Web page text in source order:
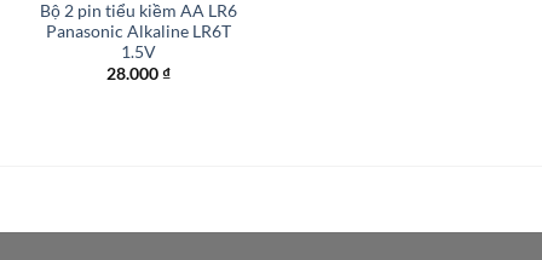
Bộ 2 pin tiểu kiềm AA LR6
Panasonic Alkaline LR6T
1.5V
28.000₫